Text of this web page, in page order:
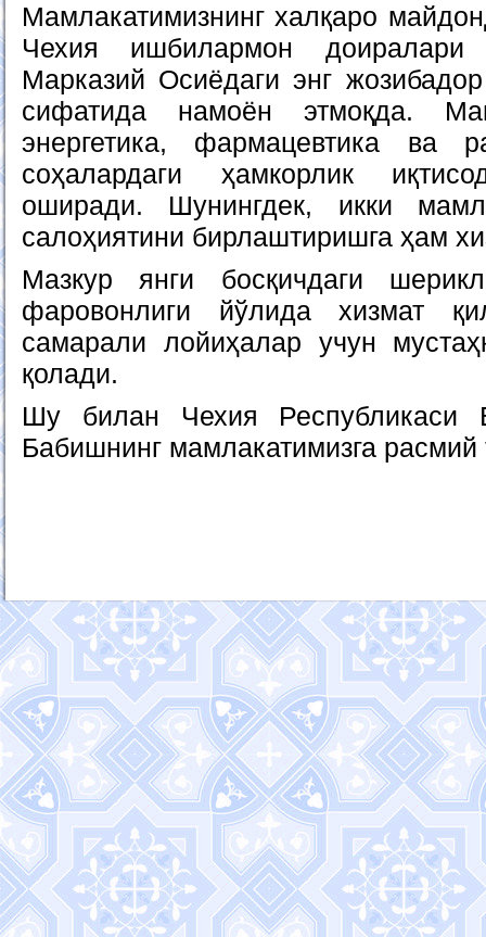
Мамлакатимизнинг халқаро
Чехия ишбилармон доиралари
Марказий Осиёдаги энг
сифатида намоён этмоқда.
энергетика, фармацевтика ва
соҳалардаги ҳамкорлик
оширади. Шунингдек, икки
салоҳиятини бирлаштиришга ҳам
Мазкур янги босқичдаги
фаровонлиги йўлида хизмат
самарали лойиҳалар учун
қолади.
Шу билан Чехия Республикаси
Бабишнинг мамлакатимизга